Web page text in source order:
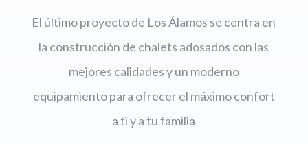
El último proyecto de Los Álamos se centra en
la construcción de chalets adosados con las
mejores calidades y un moderno
equipamiento para ofrecer el máximo confort
a ti y a tu familia